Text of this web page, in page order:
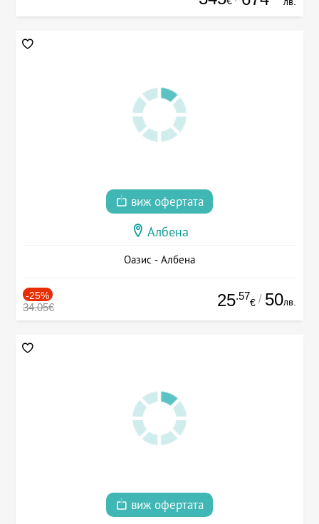
виж офертата
Албена
Оазис - Албена
-25%
34.05€ 25.57
€ / 50лв.
виж офертата